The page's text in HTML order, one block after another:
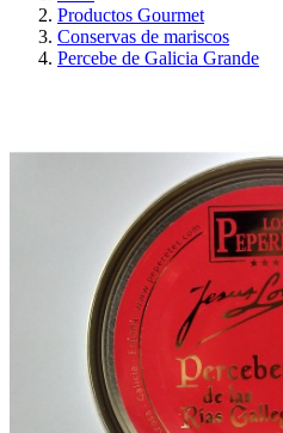
Productos Gourmet
Conservas de mariscos
Percebe de Galicia Grande